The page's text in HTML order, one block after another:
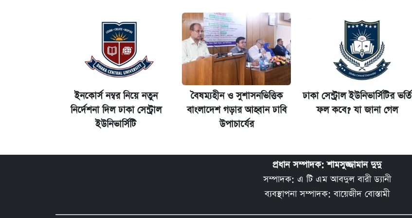
ইনকোর্স নম্বর নিয়ে নতুন
নির্দেশনা দিল ঢাকা সেন্ট্রাল
ইউনিভার্সিটি
বৈষম্যহীন ও সুশাসনভিত্তিক
বাংলাদেশ গড়ার আহ্বান ঢাবি
উপাচার্যের
ঢাকা সেন্ট্রাল ইউনিভার্সিটির ভর্তি
ফল কবে? যা জানা গেল
প্রধান সম্পাদক: শামসুজ্জামান দুদু
সম্পাদক: এ টি এম আবদুল বারী ড্যানী
ব্যবস্থাপনা সম্পাদক: বায়েজীদ বোস্তামী